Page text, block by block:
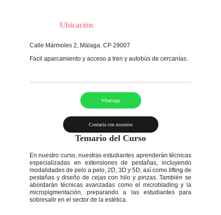
Ubicación
Calle Mármoles 2, Málaga. CP 29007
Fácil aparcamiento y acceso a tren y autobús de cercanías.
Whatsapp
Contacta con nosotros
Temario del Curso
En nuestro curso, nuestras estudiantes aprenderán técnicas
especializadas en extensiones de pestañas, incluyendo
modalidades de pelo a pelo, 2D, 3D y 5D, así como lifting de
pestañas y diseño de cejas con hilo y pinzas. También se
abordarán técnicas avanzadas como el microblading y la
micropigmentación, preparando a las estudiantes para
sobresalir en el sector de la estética.